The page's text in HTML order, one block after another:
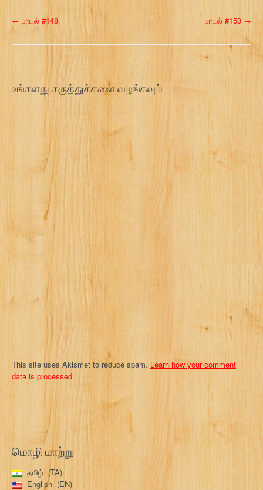
P
o
t
a
t
n
← பாடல் #148 பாடல் #150 →
உங்களது கருத்துக்களை வழங்கவும்
This site uses Akismet to reduce spam. Learn how your comment
data is processed.
மொழி மாற்று
தமிழ்
TA
English
EN